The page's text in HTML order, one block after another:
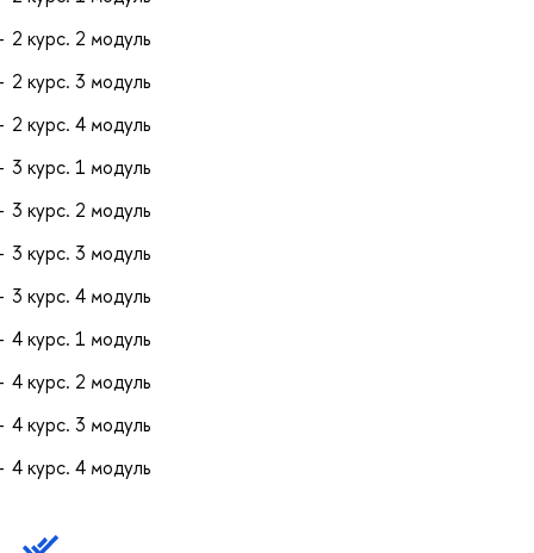
2 курс. 2 модуль
2 курс. 3 модуль
2 курс. 4 модуль
3 курс. 1 модуль
3 курс. 2 модуль
3 курс. 3 модуль
3 курс. 4 модуль
4 курс. 1 модуль
4 курс. 2 модуль
4 курс. 3 модуль
4 курс. 4 модуль